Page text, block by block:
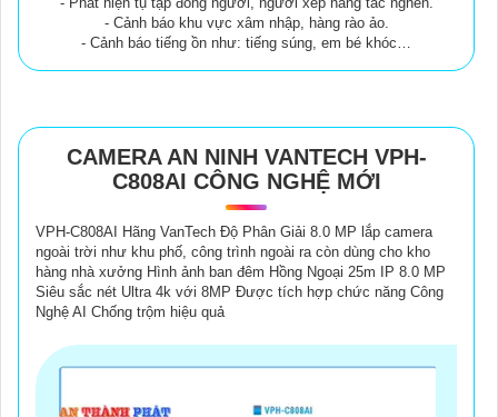
- Cảnh báo khu vực xâm nhập, hàng rào ảo.
- Cảnh báo tiếng ồn như: tiếng súng, em bé khóc…
CAMERA AN NINH VANTECH VPH-
C808AI CÔNG NGHỆ MỚI
VPH-C808AI Hãng VanTech Độ Phân Giải 8.0 MP lắp camera
ngoài trời như khu phố, công trình ngoài ra còn dùng cho kho
hàng nhà xưởng Hình ảnh ban đêm Hồng Ngoại 25m IP 8.0 MP
Siêu sắc nét Ultra 4k với 8MP Được tích hợp chức năng Công
Nghệ AI Chống trộm hiệu quả